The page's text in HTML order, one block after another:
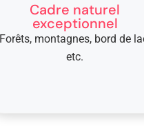
Cadre naturel
exceptionnel
Forêts, montagnes, bord de
etc.